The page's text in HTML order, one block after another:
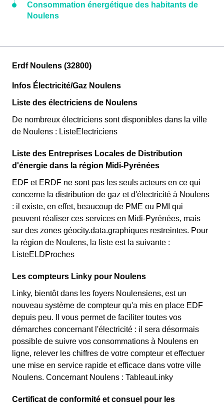
Consommation énergétique des habitants de
Noulens
Erdf Noulens (32800)
Infos Électricité/Gaz Noulens
Liste des électriciens de Noulens
De nombreux électriciens sont disponibles dans la ville
de Noulens : ListeElectriciens
Liste des Entreprises Locales de Distribution
d'énergie dans la région Midi-Pyrénées
EDF et ERDF ne sont pas les seuls acteurs en ce qui
concerne la distribution de gaz et d'électricité à Noulens
: il existe, en effet, beaucoup de PME ou PMI qui
peuvent réaliser ces services en Midi-Pyrénées, mais
sur des zones géocity.data.graphiques restreintes. Pour
la région de Noulens, la liste est la suivante :
ListeELDProches
Les compteurs Linky pour Noulens
Linky, bientôt dans les foyers Noulensiens, est un
nouveau système de compteur qu'a mis en place EDF
depuis peu. Il vous permet de faciliter toutes vos
démarches concernant l'électricité : il sera désormais
possible de suivre vos consommations à Noulens en
ligne, relever les chiffres de votre compteur et effectuer
une mise en service rapide et efficace dans votre ville
Noulens. Concernant Noulens : TableauLinky
Certificat de conformité et consuel pour les